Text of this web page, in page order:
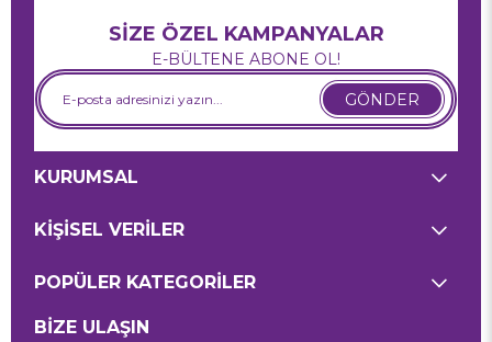
SİZE ÖZEL KAMPANYALAR
E-BÜLTENE ABONE OL!
GÖNDER
KURUMSAL
KİŞİSEL VERİLER
POPÜLER KATEGORİLER
BİZE ULAŞIN